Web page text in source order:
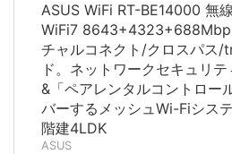
ASUS WiFi RT-BE14000 無
WiFi7
チャルコネクト/クロスパス/
ド。ネットワークセキュリ
&「ペアレンタルコントロー
バーするメッシュWi-Fiシス
階建4LDK
ASUS